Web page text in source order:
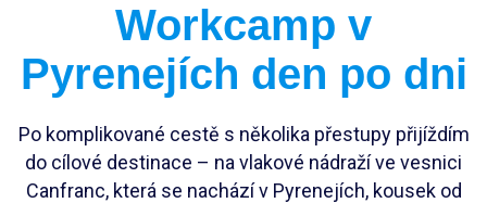
Dlouhodobé projekty
Školení
Členství pro INEXáky
FAQ workcampy v zahraničí
Jako jednodlivec
Jako zaměstnanec*kyně
Workcamp v
Pyrenejích den po dni
Po komplikované cestě s několika přestupy přijíždím
do cílové destinace – na vlakové nádraží ve vesnici
Canfranc, která se nachází v Pyrenejích, kousek od